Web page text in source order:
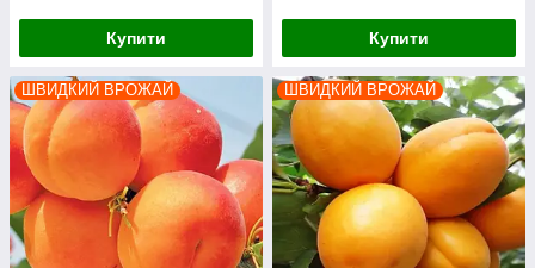
Купити Купити
ШВИДКИЙ ВРОЖАЙ ШВИДКИЙ ВРОЖАЙ